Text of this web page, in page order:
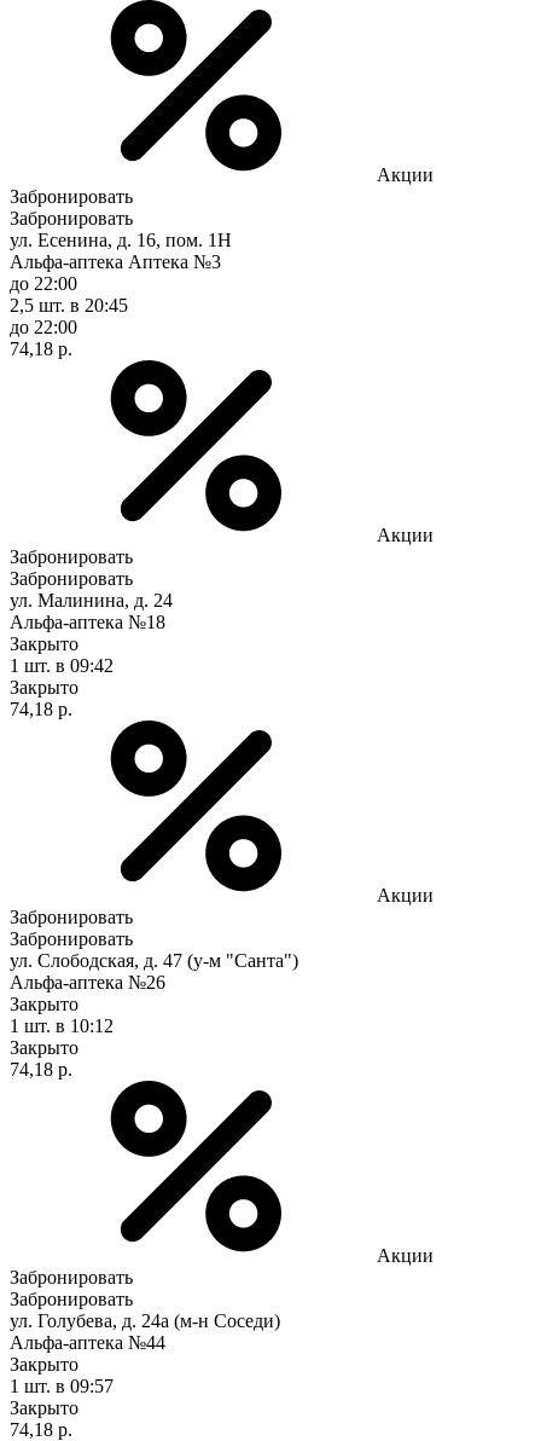
Акции
Забронировать
Забронировать
ул. Есенина, д. 16, пом. 1Н
Альфа-аптека Аптека №3
до 22:00
2,5 шт. в 20:45
до 22:00
74,18 р.
Акции
Забронировать
Забронировать
ул. Малинина, д. 24
Альфа-аптека №18
Закрыто
1 шт. в 09:42
Закрыто
74,18 р.
Акции
Забронировать
Забронировать
ул. Слободская, д. 47 (у-м "Санта")
Альфа-аптека №26
Закрыто
1 шт. в 10:12
Закрыто
74,18 р.
Акции
Забронировать
Забронировать
ул. Голубева, д. 24а (м-н Соседи)
Альфа-аптека №44
Закрыто
1 шт. в 09:57
Закрыто
74,18 р.